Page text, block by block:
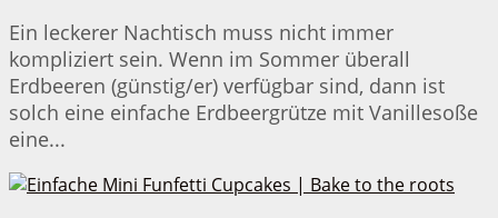
Ein leckerer Nachtisch muss nicht immer
kompliziert sein. Wenn im Sommer überall
Erdbeeren (günstig/er) verfügbar sind, dann ist
solch eine einfache Erdbeergrütze mit Vanillesoße
eine...